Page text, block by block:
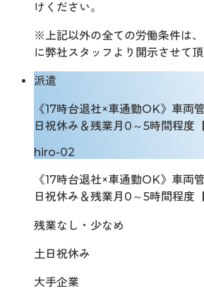
けください。
※上記以外の全ての労働条件は
に弊社スタッフより開示させて頂
派遣
《17時台退社×車通勤OK》車両
日祝休み＆残業月0～5時間程度
hiro-02
《17時台退社×車通勤OK》車両
日祝休み＆残業月0～5時間程度
残業なし・少なめ
土日祝休み
大手企業